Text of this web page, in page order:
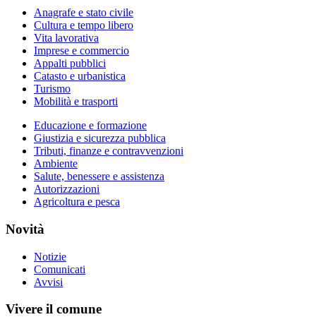
Anagrafe e stato civile
Cultura e tempo libero
Vita lavorativa
Imprese e commercio
Appalti pubblici
Catasto e urbanistica
Turismo
Mobilità e trasporti
Educazione e formazione
Giustizia e sicurezza pubblica
Tributi, finanze e contravvenzioni
Ambiente
Salute, benessere e assistenza
Autorizzazioni
Agricoltura e pesca
Novità
Notizie
Comunicati
Avvisi
Vivere il comune